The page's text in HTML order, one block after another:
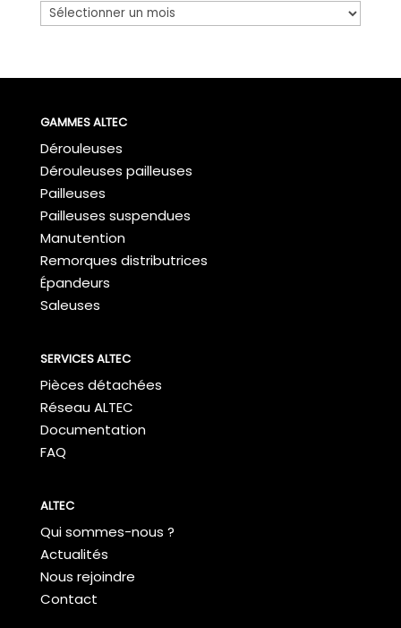
Articles
GAMMES ALTEC
Dérouleuses
Dérouleuses pailleuses
Pailleuses
Pailleuses suspendues
Manutention
Remorques distributrices
Épandeurs
Saleuses
SERVICES ALTEC
Pièces détachées
Réseau ALTEC
Documentation
FAQ
ALTEC
Qui sommes-nous ?
Actualités
Nous rejoindre
Contact